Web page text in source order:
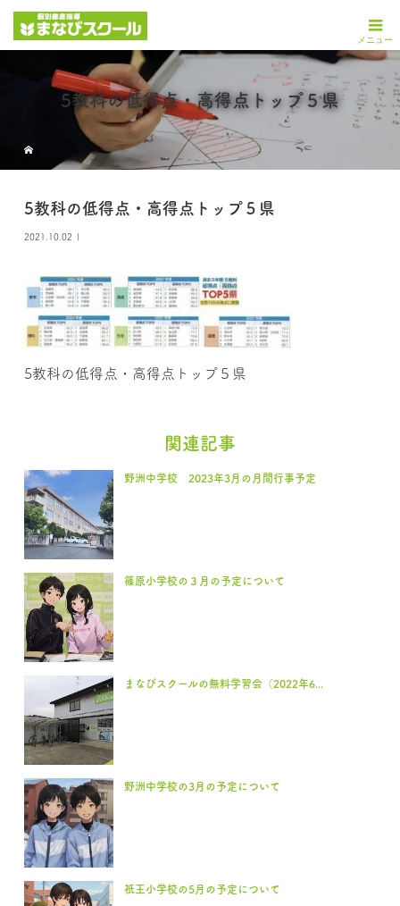
5教科の低得点・高得点トップ５県
5教科の低得点・高得点トップ５県
2021.10.02
5教科の低得点・高得点トップ５県
関連記事
野洲中学校 2023年3月の月間行事予定
篠原小学校の３月の予定について
まなびスクールの無料学習会（2022年6...
野洲中学校の3月の予定について
祇王小学校の5月の予定について